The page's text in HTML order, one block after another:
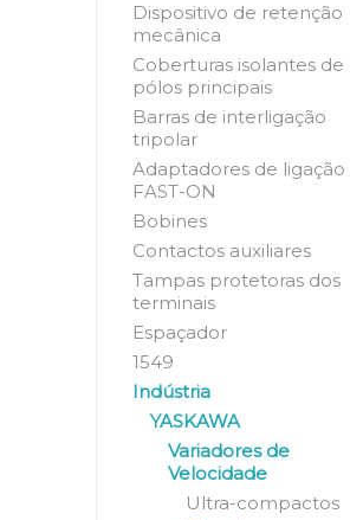
Dispositivo de retenção
mecânica
Coberturas isolantes de
pólos principais
Barras de interligação
tripolar
Adaptadores de ligação
FAST-ON
Bobines
Contactos auxiliares
Tampas protetoras dos
terminais
Espaçador
1549
Indústria
YASKAWA
Variadores de
Velocidade
Ultra-compactos